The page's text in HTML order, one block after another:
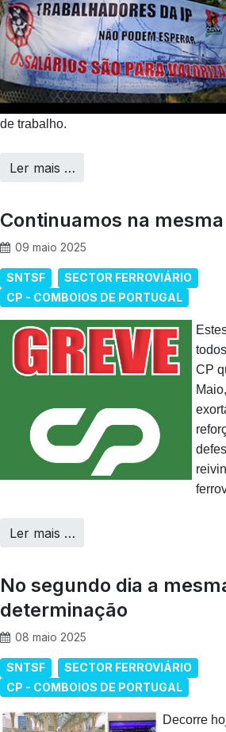
de trabalho.
Ler mais …
Continuamos na
09 maio 2025
SNTSF
SECTOR FERROVIÁRIO
CP - COMBOIOS DE PORTUGAL
CP
Ler mais …
No segundo dia a
determinação
08 maio 2025
SNTSF
SECTOR FERROVIÁRIO
CP - COMBOIOS DE PORTUGAL
Decorre